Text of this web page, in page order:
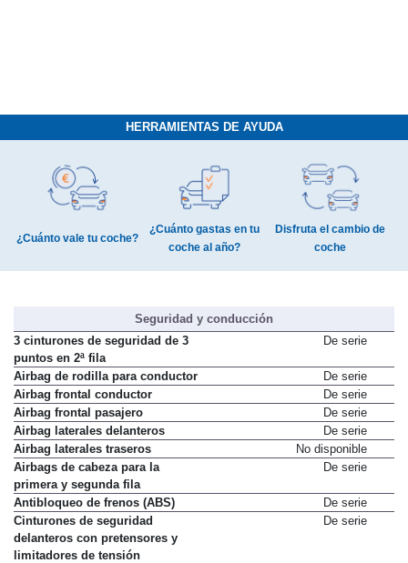
HERRAMIENTAS DE AYUDA
¿Cuánto vale tu coche?
¿Cuánto gastas en tu
coche al año?
Disfruta el cambio de
coche
Seguridad y conducción
3 cinturones de seguridad de 3
puntos en 2ª fila
De serie
Airbag de rodilla para conductor
De serie
Airbag frontal conductor
De serie
Airbag frontal pasajero
De serie
Airbag laterales delanteros
De serie
Airbag laterales traseros
No disponible
Airbags de cabeza para la
primera y segunda fila
De serie
Antibloqueo de frenos (ABS)
De serie
Cinturones de seguridad
delanteros con pretensores y
limitadores de tensión
De serie